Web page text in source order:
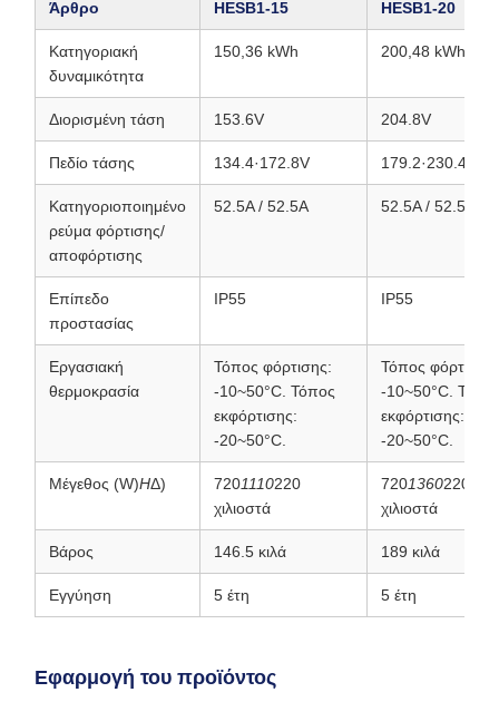
Άρθρο HESB1‐15 HESB1‐20
Κατηγοριακή
δυναμικότητα
150,36 kWh 200,48 kWh
Διορισμένη τάση 153.6V 204.8V
Πεδίο τάσης 134.4·172.8V 179.2·230.4V
Κατηγοριοποιημένο
ρεύμα φόρτισης/
αποφόρτισης
52.5A / 52.5A 52.5A / 52.5A
Επίπεδο
προστασίας
IP55 IP55
Εργασιακή
θερμοκρασία
Τόπος φόρτισης:
-10~50°C. Τόπος
εκφόρτισης:
-20~50°C.
Τόπος φόρτισης:
-10~50°C.
εκφόρτισης:
-20~50°C.
Μέγεθος (W)HΔ) 7201110220
χιλιοστά
7201360220
χιλιοστά
Βάρος 146.5 κιλά 189 κιλά
Εγγύηση 5 έτη 5 έτη
Εφαρμογή του προϊόντος